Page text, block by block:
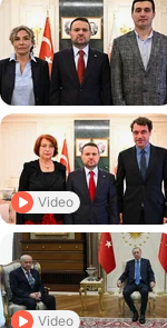
Video
Video